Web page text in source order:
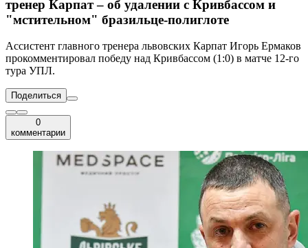
тренер Карпат – об удалении с Кривбассом и
"мстительном" бразильце-полиглоте
Ассистент главного тренера львовских Карпат Игорь Ермаков
прокомментировал победу над Кривбассом (1:0) в матче 12-го
тура УПЛ.
Поделиться
0
комментарии